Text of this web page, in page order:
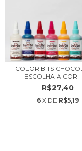
COLOR BITS
ESCOLHA A COR -
R$27,40
6 X DE R$5,19